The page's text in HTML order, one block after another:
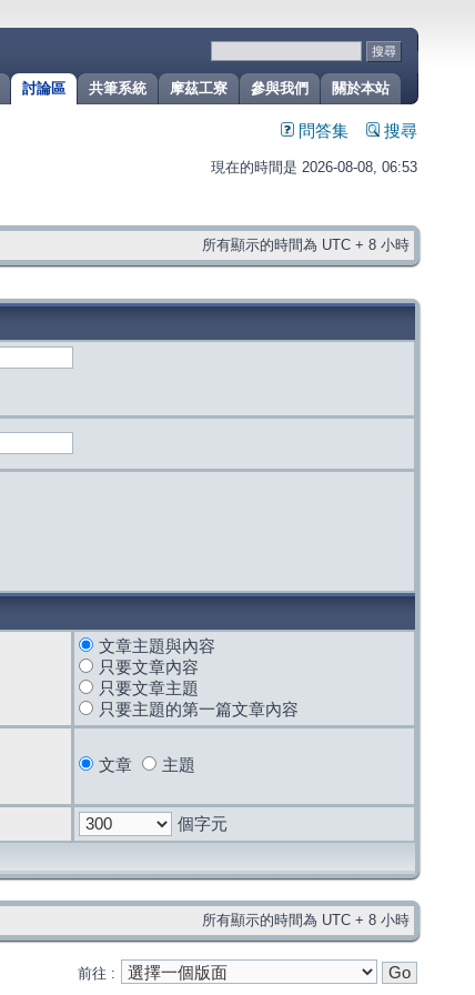
關於本站
參與我們
摩茲工寮
共筆系統
討論區
問答集 搜尋
現在的時間是 2026-08-08, 06:53
所有顯示的時間為 UTC + 8 小時
文章主題與內容
只要文章內容
只要文章主題
只要主題的第一篇文章內容
文章 主題
個字元
所有顯示的時間為 UTC + 8 小時
前往 :